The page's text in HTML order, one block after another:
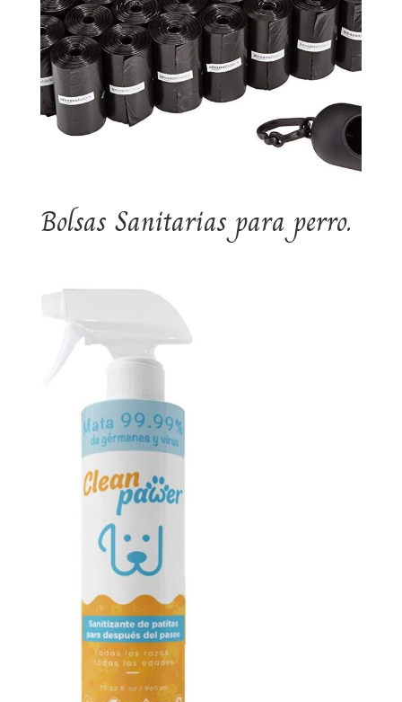
Bolsas Sanitarias para perro.